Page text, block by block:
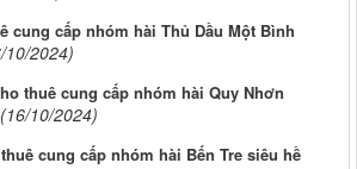
cung cấp nhóm hài Thủ Dầu Một Bình
10/2024)
thuê cung cấp nhóm hài Quy Nhơn
(16/10/2024)
cung cấp nhóm hài Bến Tre siêu hề